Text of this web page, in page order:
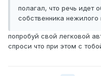
полагал, что речь идет
собственника
попробуй свой легковой
спроси что при этом с